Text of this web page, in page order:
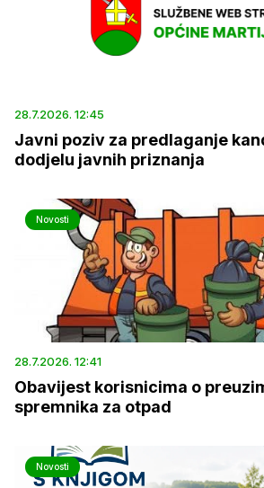
28.7.2026. 12:45
Javni poziv za predlaganje
dodjelu javnih priznanja
Novosti
28.7.2026. 12:41
Obavijest korisnicima o
spremnika za otpad
Novosti